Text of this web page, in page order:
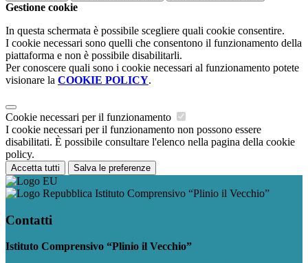
Gestione cookie
In questa schermata è possibile scegliere quali cookie consentire.
I cookie necessari sono quelli che consentono il funzionamento della
piattaforma e non è possibile disabilitarli.
Per conoscere quali sono i cookie necessari al funzionamento potete
visionare la COOKIE POLICY.
Cookie necessari per il funzionamento
I cookie necessari per il funzionamento non possono essere
disabilitati. È possibile consultare l'elenco nella pagina della cookie
policy.
Accetta tutti Salva le preferenze
Istituto Comprensivo “Plinio il Vecchio”
Contatti
Istituto Comprensivo “Plinio il Vecchio”